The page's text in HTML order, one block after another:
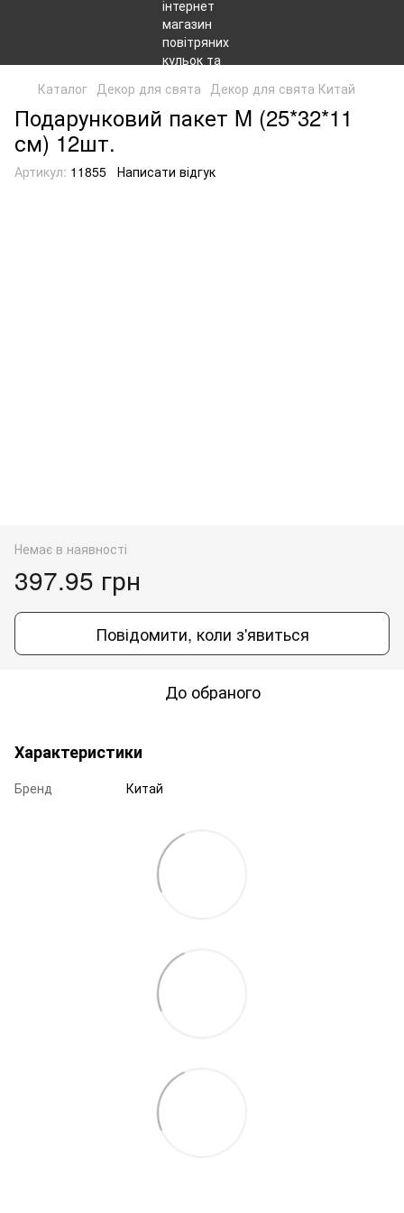
Каталог Декор для свята Декор для свята Китай
Подарунковий пакет M (25*32*11
см) 12шт.
Артикул: 11855 Написати відгук
Немає в наявності
397.95 грн
Повідомити, коли з'явиться
До обраного
Характеристики
Бренд Китай